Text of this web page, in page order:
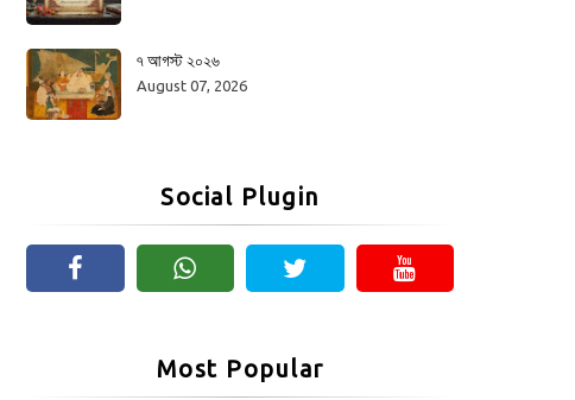
৭ আগস্ট ২০২৬
August 07, 2026
Social Plugin
Most Popular